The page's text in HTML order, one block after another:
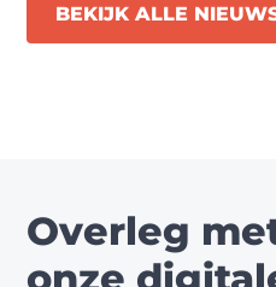
BEKIJK ALLE
Overleg